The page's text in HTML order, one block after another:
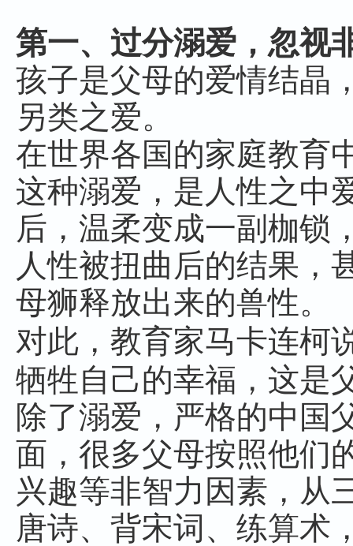
第一、过分溺爱，忽视
孩子是父母的爱情结晶
另类之爱。
在世界各国的家庭教育
这种溺爱，是人性之中
后，温柔变成一副枷锁
人性被扭曲后的结果，
母狮释放出来的兽性。
对此，教育家马卡连柯
牺牲自己的幸福，这是
除了溺爱，严格的中国
面，很多父母按照他们
兴趣等非智力因素，从
唐诗、背宋词、练算术